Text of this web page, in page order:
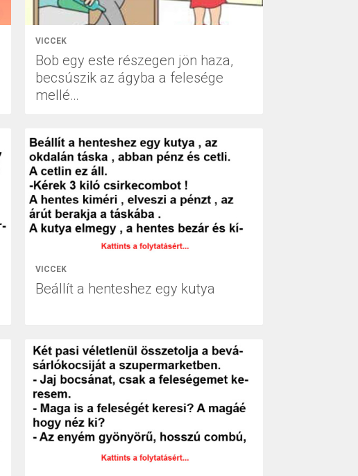
VICCEK
Bob egy este részegen jön haza,
becsúszik az ágyba a felesége
mellé…
VICCEK
Beállít a henteshez egy kutya